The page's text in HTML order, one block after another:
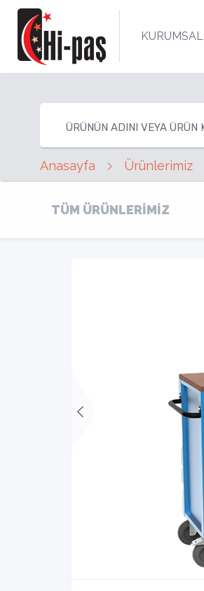
KURUMSAL
Anasayfa Ürünlerimiz
TÜM ÜRÜNLERİMİZ